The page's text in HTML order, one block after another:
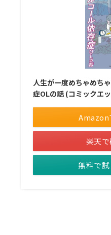
人生が一度めちゃめち
症OLの話 (コミックエ
Amazon
楽天
無料で